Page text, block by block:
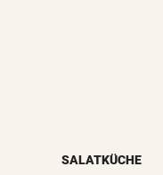
SALATKÜCHE